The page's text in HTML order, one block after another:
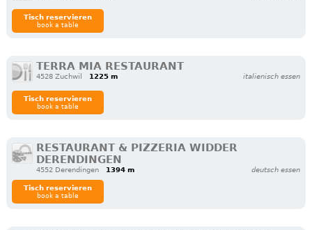
Tisch reservieren
book a table
TERRA MIA RESTAURANT
4528 Zuchwil 1225 m italienisch essen
Tisch reservieren
book a table
RESTAURANT & PIZZERIA WIDDER
DERENDINGEN
4552 Derendingen 1394 m deutsch essen
Tisch reservieren
book a table